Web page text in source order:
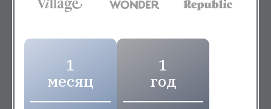
1
месяц
1
год